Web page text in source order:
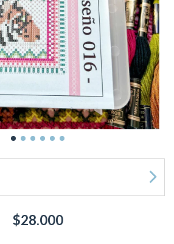
$28.000